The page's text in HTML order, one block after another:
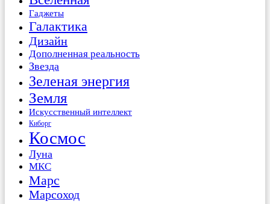
Гаджеты
Галактика
Дизайн
Дополненная реальность
Звезда
Зеленая энергия
Земля
Искусственный интеллект
Киборг
Космос
Луна
МКС
Марс
Марсоход